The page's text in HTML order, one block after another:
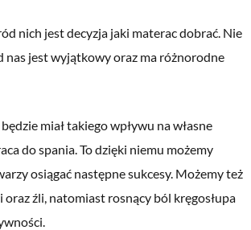
nich jest decyzja jaki materac dobrać. Nie
nas jest wyjątkowy oraz ma różnorodne
miał takiego wpływu na własne
do spania. To dzięki niemu możemy
osiągać następne sukcesy. Możemy też
źli, natomiast rosnący ból kręgosłupa